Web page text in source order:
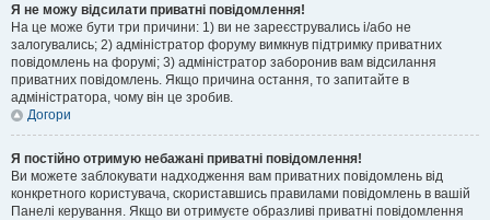
Я не можу відсилати приватні повідомлення!
На це може бути три причини: 1) ви не зареєструвались і/або не
залогувались; 2) адміністратор форуму вимкнув підтримку приватних
повідомлень на форумі; 3) адміністратор заборонив вам відсилання
приватних повідомлень. Якщо причина остання, то запитайте в
адміністратора, чому він це зробив.
Догори
Я постійно отримую небажані приватні повідомлення!
Ви можете заблокувати надходження вам приватних повідомлень від
конкретного користувача, скориставшись правилами повідомлень в вашій
Панелі керування. Якщо ви отримуєте образливі приватні повідомлення